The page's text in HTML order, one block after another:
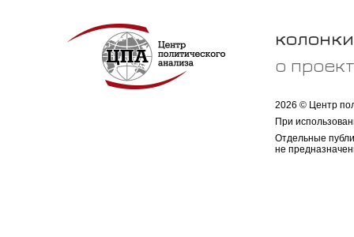
колонки
о
2026 © Центр
При
Отдельные
не